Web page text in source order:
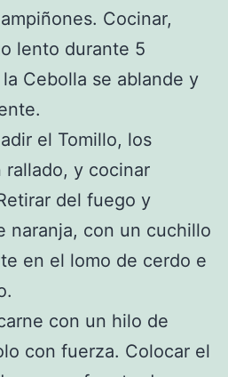
Cocinar,
lento durante 5
Cebolla se ablande y
el Tomillo, los
rallado, y cocinar
del fuego y
naranja, con un cuchillo
en el lomo de cerdo e
con un hilo de
con fuerza. Colocar el